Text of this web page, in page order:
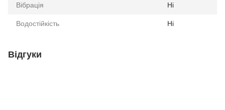
Вібрація Ні
Водостійкість Ні
Відгуки